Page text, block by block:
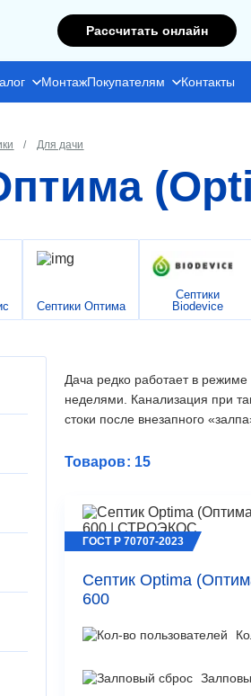
Рассчитать онлайн
МонтажПокупателям Контакты
Для дачи
Септики Оптима
Септики
Biodevice
Дача редко работает в режиме
неделями. Канализация при
стоки после внезапного
Товаров: 15
Септик Optima
600
ГОСТ Р 70707-2023